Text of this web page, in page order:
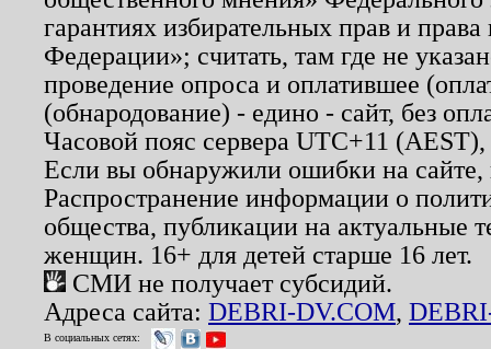
гарантиях избирательных прав и
Федерации»; считать, там где не
проведение опроса и оплатившее
(обнародование) - едино - сайт, без
Часовой пояс сервера UTC+11
Если вы обнаружили ошибки на
Распространение информации о
общества, публикации на актуальные
женщин. 16+ для детей старше 16 лет.
СМИ не получает субсидий.
Адреса сайта: DEBRI-DV.COM,
В социальных сетях: